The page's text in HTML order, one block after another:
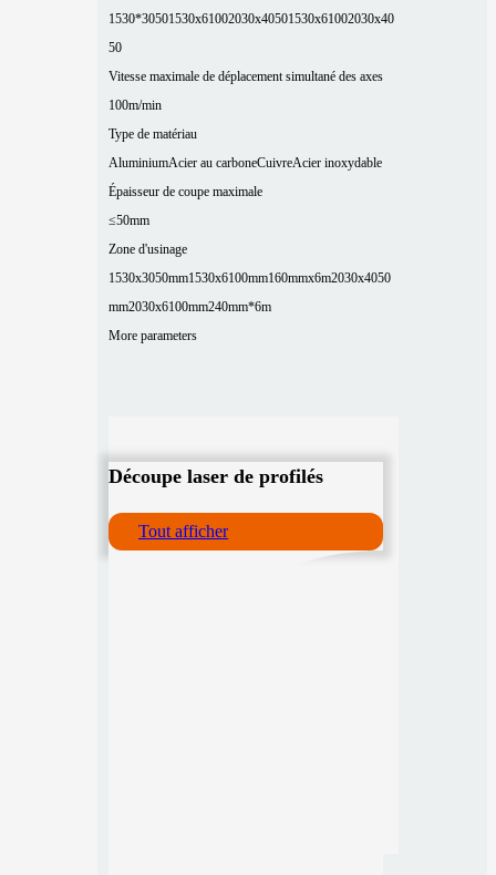
1530*30501530x61002030x40501530x61002030x40
50
Vitesse maximale de déplacement simultané des axes
100m/min
Type de matériau
AluminiumAcier au carboneCuivreAcier inoxydable
Épaisseur de coupe maximale
≤50mm
Zone d'usinage
1530x3050mm1530x6100mm160mmx6m2030x4050
mm2030x6100mm240mm*6m
More parameters
Découpe laser de profilés
Tout afficher